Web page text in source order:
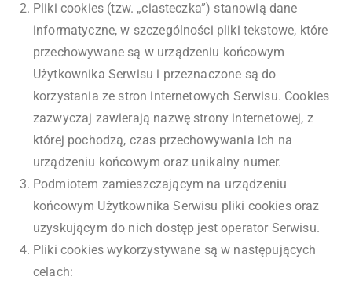
Pliki cookies (tzw. „ciasteczka”) stanowią dane
informatyczne, w szczególności pliki tekstowe, które
przechowywane są w urządzeniu końcowym
Użytkownika Serwisu i przeznaczone są do
korzystania ze stron internetowych Serwisu. Cookies
zazwyczaj zawierają nazwę strony internetowej, z
której pochodzą, czas przechowywania ich na
urządzeniu końcowym oraz unikalny numer.
Podmiotem zamieszczającym na urządzeniu
końcowym Użytkownika Serwisu pliki cookies oraz
uzyskującym do nich dostęp jest operator Serwisu.
Pliki cookies wykorzystywane są w następujących
celach: